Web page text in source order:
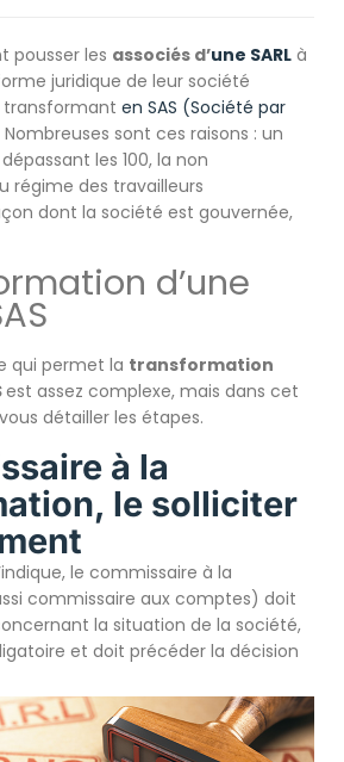
pousser les associés d’une SARL à
juridique de leur société
en SAS (Société par
Nombreuses sont ces raisons : un
les 100, la non
régime des travailleurs
dont la société est gouvernée,
d’une
qui permet la transformation
est assez complexe, mais dans cet
détailler les étapes.
à la
le solliciter
le commissaire à la
commissaire aux comptes) doit
la situation de la société,
et doit précéder la décision